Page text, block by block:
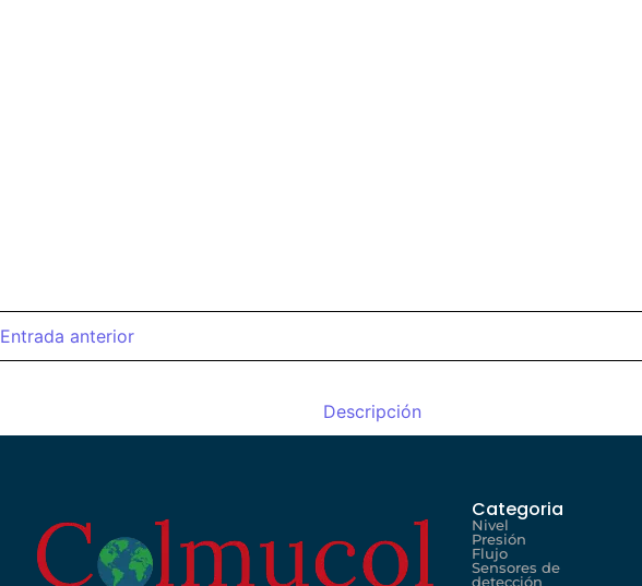
Entrada anterior
Descripción
Categoria
Nivel
Presión
Flujo
Sensores de
detección